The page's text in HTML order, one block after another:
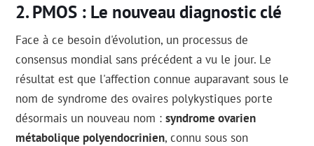
PMOS : Le nouveau diagnostic clé
Face à ce besoin d'évolution, un processus de
consensus mondial sans précédent a vu le jour. Le
résultat est que l'affection connue auparavant sous le
nom de syndrome des ovaires polykystiques porte
désormais un nouveau nom :syndrome ovarien
métabolique polyendocrinien, connu sous son